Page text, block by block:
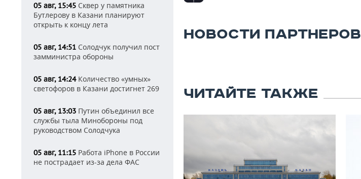
05 авг, 15:45 Сквер у памятника
Бутлерову в Казани планируют
открыть к концу лета
05 авг, 14:51 Солодчук получил пост
замминистра обороны
05 авг, 14:24Количество «умных»
светофоров в Казани достигнет 269
05 авг, 13:03 Путин объединил все
службы тыла Минобороны под
руководством Солодчука
05 авг, 11:15 Работа iPhone в России
не пострадает из-за дела ФАС
НОВОСТИ ПАРТНЕРОВ
ЧИТАЙТЕ ТАКЖЕ